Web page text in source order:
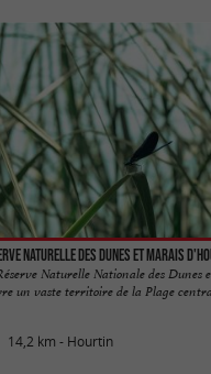
naturelle des dunes et marais
Naturelle Nationale des Dunes
un vaste territoire de la Plage
14,2 km - Hourtin